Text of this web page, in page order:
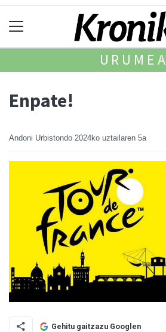
URUMEA
Enpate!
Andoni Urbistondo 2024ko uztailaren 5a
Gehitu gaitzazu Googlen